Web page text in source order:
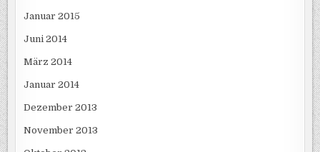
Januar 2015
Juni 2014
März 2014
Januar 2014
Dezember 2013
November 2013